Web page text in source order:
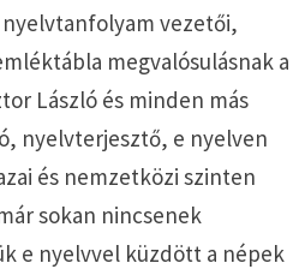
vezetői,
megvalósulásnak a
László és minden más
nyelvterjesztő, e nyelven
és nemzetközi szinten
sokan nincsenek
e nyelvvel küzdött a népek